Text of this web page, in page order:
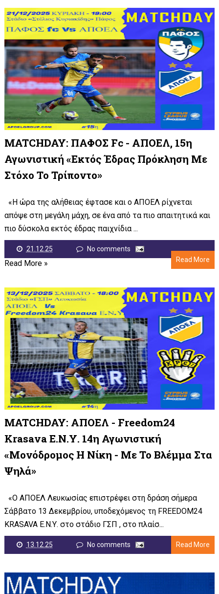
MATCHDAY: ΠΑΦΟΣ Fc - ΑΠΟΕΛ, 15η
Αγωνιστική «Εκτός Έδρας Πρόκληση Με
Στόχο Το Τρίποντο»
«Η ώρα της αλήθειας έφτασε και ο ΑΠΟΕΛ ρίχνεται
απόψε στη μεγάλη μάχη, σε ένα από τα πιο απαιτητικά και
πιο δύσκολα εκτός έδρας παιχνίδια ...
21.12.25
No comments
Read More
Read More »
MATCHDAY: ΑΠΟΕΛ - Freedom24
Krasava Ε.Ν.Υ. 14η Αγωνιστική
«Μονόδρομος Η Νίκη - Με Το Βλέμμα Στα
Ψηλά»
«Ο ΑΠΟΕΛ Λευκωσίας επιστρέφει στη δράση σήμερα
Σάββατο 13 Δεκεμβρίου, υποδεχόμενος τη FREEDOM24
KRASAVA Ε.Ν.Υ. στο στάδιο ΓΣΠ , στο πλαίσ...
13.12.25 No comments Read More